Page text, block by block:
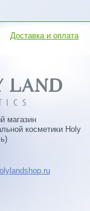
Доставка и оплата
магазин
косметики Holy